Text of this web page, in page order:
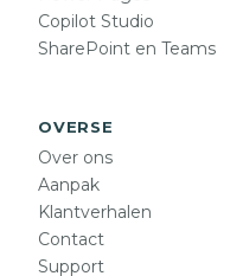
Copilot Studio
SharePoint en Teams
OVERSE
Over ons
Aanpak
Klantverhalen
Contact
Support